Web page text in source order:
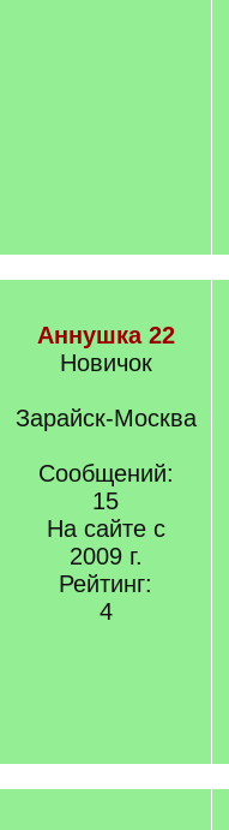
Аннушка 22
Новичок
Зарайск-Москва
Сообщений:
15
На сайте с
2009 г.
Рейтинг:
4